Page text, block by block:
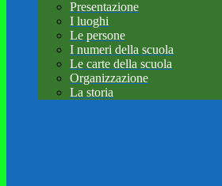
Presentazione
I luoghi
Le persone
I numeri della scuola
Le carte della scuola
Organizzazione
La storia